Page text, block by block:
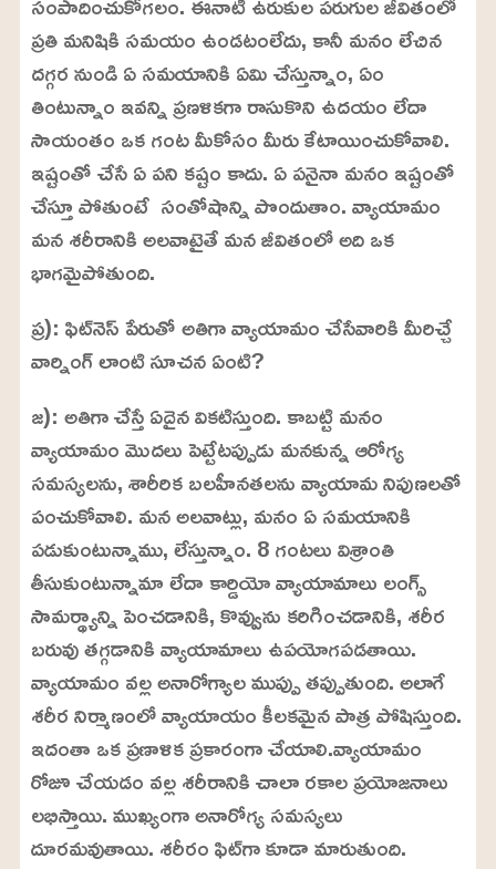
ప్రతి మనిషికి సమయం ఉండటంలేదు, కానీ మనం లేచిన
దగ్గర నుండి ఏ సమయానికి ఏమి చేస్తున్నాం, ఏం
తింటున్నాం ఇవన్ని ప్రణళికగా రాసుకొని ఉదయం లేదా
సాయంతం ఒక గంట మీకోసం మీరు కేటాయించుకోవాలి.
ఇష్టంతో చేసే ఏ పని కష్టం కాదు. ఏ పనైనా మనం ఇష్టంతో
చేస్తూ పోతుంటే సంతోషాన్ని పొందుతాం. వ్యాయామం
మన శరీరానికి అలవాటైతే మన జీవితంలో అది ఒక
భాగమైపోతుంది.
ప్ర): ఫిట్‌నెస్ పేరుతో అతిగా వ్యాయామం చేసేవారికి మీరిచ్చే
వార్నింగ్ లాంటి సూచన ఏంటి?
జ): అతిగా చేస్తే ఏదైన వికటిస్తుంది. కాబట్టి మనం
వ్యాయామం మొదలు పెట్టేటప్పుడు మనకున్న ఆరోగ్య
సమస్యలను, శారీరిక బలహీనతలను వ్యాయామ నిపుణలతో
పంచుకోవాలి. మన అలవాట్లు, మనం ఏ సమయానికి
పడుకుంటున్నాము, లేస్తున్నాం. 8 గంటలు విశ్రాంతి
తీసుకుంటున్నామా లేదా కార్డియో వ్యాయామాలు లంగ్స్
సామర్థ్యాన్ని పెంచడానికి, కొవ్వును కరిగించడానికి, శరీర
బరువు తగ్గడానికి వ్యాయామాలు ఉపయోగపడతాయి.
వ్యాయామం వల్ల అనారోగ్యాల ముప్పు తప్పుతుంది. అలాగే
శరీర నిర్మాణంలో వ్యాయాయం కీలకమైన పాత్ర పోషిస్తుంది.
ఇదంతా ఒక ప్రణాళిక ప్రకారంగా చేయాలి.వ్యాయామం
రోజూ చేయడం వల్ల శరీరానికి చాలా రకాల ప్రయోజనాలు
లభిస్తాయి. ముఖ్యంగా అనారోగ్య సమస్యలు
దూరమవుతాయి. శరీరం ఫిట్‌గా కూడా మారుతుంది.